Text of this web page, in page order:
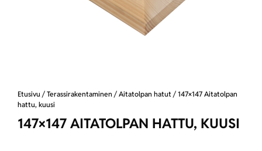
Etusivu / Terassirakentaminen / Aitatolpan hatut / 147×147 Aitatolpan
hattu, kuusi
147×147 AITATOLPAN HATTU, KUUSI